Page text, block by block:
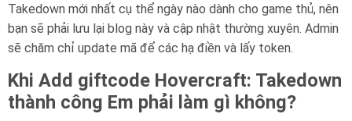
Takedown mới nhất cụ thể ngày nào dành cho game thủ, nên
bạn sẽ phải lưu lại blog này và cập nhật thường xuyên. Admin
sẽ chăm chỉ update mã để các hạ điền và lấy token.
Khi Add giftcode Hovercraft: Takedown
thành công Em phải làm gì không?